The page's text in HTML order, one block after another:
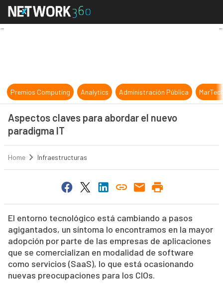
Aspectos claves para abordar el
Premios Computing Analytics Administración Pública
Aspectos claves para abordar el nuevo
paradigma IT
Home Infraestructuras
El entorno tecnológico está cambiando a pasos
agigantados, un síntoma lo encontramos en la mayor
adopción por parte de las empresas de aplicaciones
que se comercializan en modalidad de software
como servicios (SaaS), lo que está ocasionando
nuevas preocupaciones para los CIOs.